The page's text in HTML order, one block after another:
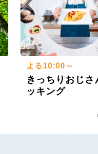
よる10:00～
きっちりおじ
ッキング
Prev